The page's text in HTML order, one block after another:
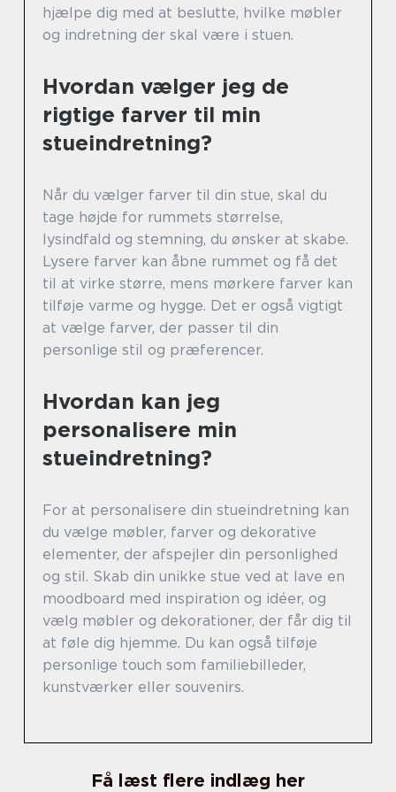
hjælpe dig med at beslutte, hvilke møbler
og indretning der skal være i stuen.
Hvordan vælger jeg de
rigtige farver til min
stueindretning?
Når du vælger farver til din stue, skal du
tage højde for rummets størrelse,
lysindfald og stemning, du ønsker at skabe.
Lysere farver kan åbne rummet og få det
til at virke større, mens mørkere farver kan
tilføje varme og hygge. Det er også vigtigt
at vælge farver, der passer til din
personlige stil og præferencer.
Hvordan kan jeg
personalisere min
stueindretning?
For at personalisere din stueindretning kan
du vælge møbler, farver og dekorative
elementer, der afspejler din personlighed
og stil. Skab din unikke stue ved at lave en
moodboard med inspiration og idéer, og
vælg møbler og dekorationer, der får dig til
at føle dig hjemme. Du kan også tilføje
personlige touch som familiebilleder,
kunstværker eller souvenirs.
Få læst flere indlæg her